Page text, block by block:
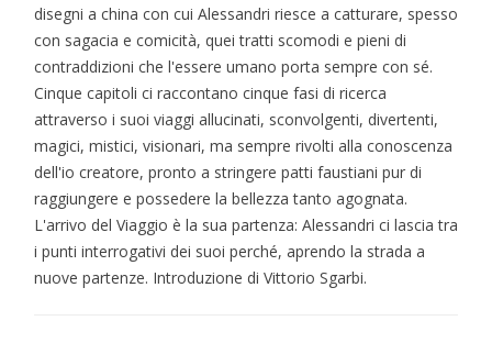
disegni a china con cui Alessandri riesce a catturare, spesso
con sagacia e comicità, quei tratti scomodi e pieni di
contraddizioni che l'essere umano porta sempre con sé.
Cinque capitoli ci raccontano cinque fasi di ricerca
attraverso i suoi viaggi allucinati, sconvolgenti, divertenti,
magici, mistici, visionari, ma sempre rivolti alla conoscenza
dell'io creatore, pronto a stringere patti faustiani pur di
raggiungere e possedere la bellezza tanto agognata.
L'arrivo del Viaggio è la sua partenza: Alessandri ci lascia tra
i punti interrogativi dei suoi perché, aprendo la strada a
nuove partenze. Introduzione di Vittorio Sgarbi.